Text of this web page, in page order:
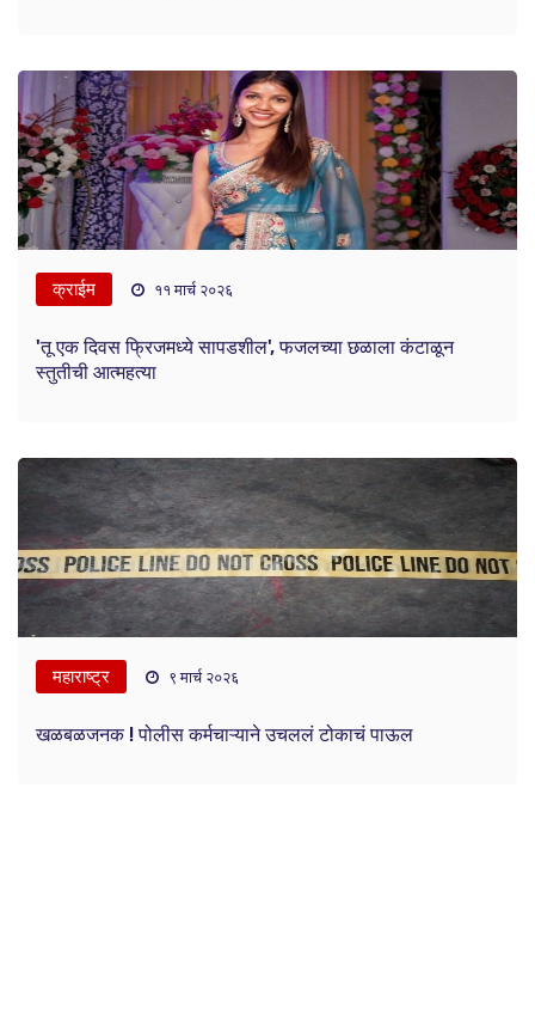
क्राईम ११ मार्च २०२६
'तू एक दिवस फ्रिजमध्ये सापडशील', फजलच्या छळाला कंटाळून
स्तुतीची आत्महत्या
महाराष्ट्र ९ मार्च २०२६
खळबळजनक ! पोलीस कर्मचाऱ्याने उचललं टोकाचं पाऊल